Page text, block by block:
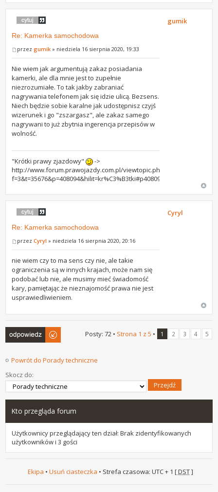
Re: Kamerka samochodowa
przezgumik » niedziela 16 sierpnia 2020, 19:33
Nie wiem jak argumentują zakaz posiadania
kamerki, ale dla mnie jest to zupełnie
niezrozumiałe. To tak jakby zabraniać
nagrywania telefonem jak się idzie ulicą. Bezsens.
Niech będzie sobie karalne jak udostępnisz czyjś
wizerunek i go "zszargasz", ale zakaz samego
nagrywani to już zbytnia ingerencja przepisów w
wolność.
"Krótki prawy zjazdowy"
->
http://www.forum.prawojazdy.com.pl/viewtopic.php?
f=3&t=35676&p=408094&hilit=kr%C3%B3tki#p408094
gumik
Re: Kamerka samochodowa
przezCyryl » niedziela 16 sierpnia 2020, 20:16
nie wiem czy to ma sens czy nie, ale takie
ograniczenia są w innych krajach, może nam się
podobać lub nie, ale musimy mieć świadomość
kary, pamiętając że nieznajomość prawa nie jest
usprawiedliwieniem.
Cyryl
Odpowiedz Posty: 72 • Strona 1 z 5 • 1 2 3 4 5
Powrót do Porady techniczne
Skocz do:
Kto przegląda forum
Użytkownicy przeglądający ten dział: Brak zidentyfikowanych
użytkowników i 3 gości
Ekipa • Usuń ciasteczka • Strefa czasowa: UTC + 1 [DST]